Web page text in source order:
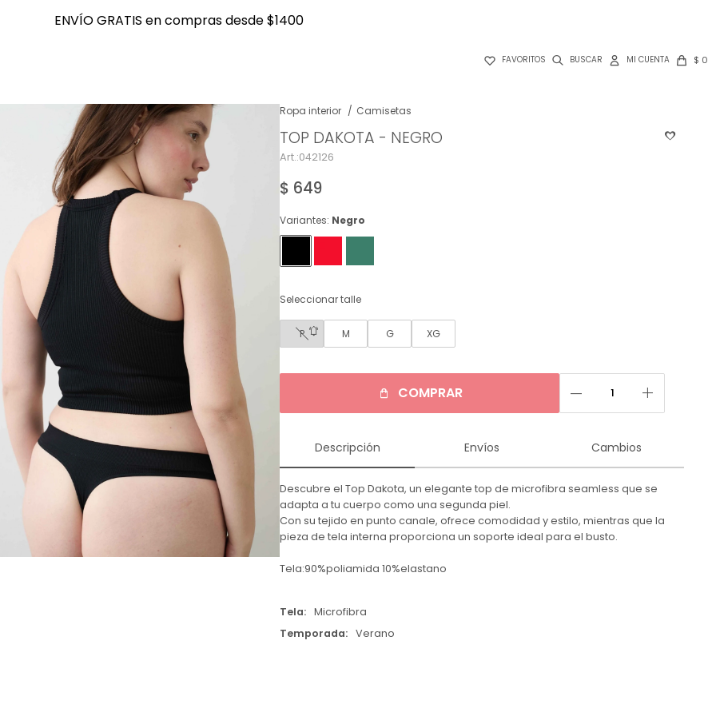
ENVÍO GRATIS en compras desde $1400
 FAVORITOS $ 0
ENVÍO GRATIS en compras desde $1400
Ropa interior Camisetas
TOP DAKOTA - NEGRO
042126
$ 649
Variantes: Negro
Seleccionar talle
P M G XG
COMPRAR remove add
Descripción Envíos Cambios
Descubre el Top Dakota, un elegante top de microfibra seamless que se
adapta a tu cuerpo como una segunda piel.
Con su tejido en punto canale, ofrece comodidad y estilo, mientras que la
pieza de tela interna proporciona un soporte ideal para el busto.
Tela:90%poliamida 10%elastano
Tela
Microfibra
Temporada
Verano
NOTIFICARME